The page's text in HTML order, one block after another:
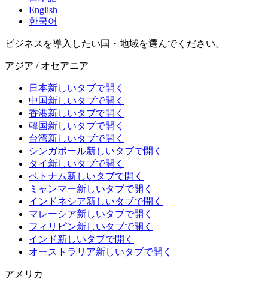
English
한국어
ビジネスを導入したい国・地域を選んでください。
アジア / オセアニア
日本新しいタブで開く
中国新しいタブで開く
香港新しいタブで開く
韓国新しいタブで開く
台湾新しいタブで開く
シンガポール新しいタブで開く
タイ 新しいタブで開く
ベトナム新しいタブで開く
ミャンマー新しいタブで開く
インドネシア新しいタブで開く
マレーシア新しいタブで開く
フィリピン新しいタブで開く
インド新しいタブで開く
オーストラリア新しいタブで開く
アメリカ